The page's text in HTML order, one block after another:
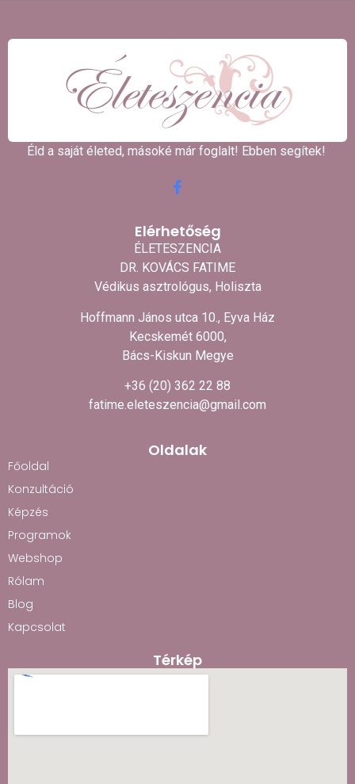
Éld a saját életed, másoké már foglalt! Ebben segítek! ​
Elérhetőség
ÉLETESZENCIA
DR. KOVÁCS FATIME
Védikus asztrológus, Holiszta
Hoffmann János utca 10., Eyva Ház
Kecskemét 6000,
Bács-Kiskun Megye
+36 (20) 362 22 88
fatime.eleteszencia@gmail.com
Oldalak
Főoldal
Konzultáció
Képzés
Programok
Webshop
Rólam
Blog
Kapcsolat
Térkép